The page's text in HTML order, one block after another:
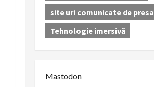
site uri comunicate de presa
Tehnologie imersivă
Mastodon